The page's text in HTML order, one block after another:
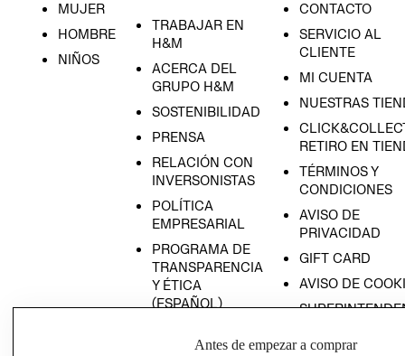
MUJER
HOMBRE
NIÑOS
TRABAJAR EN
H&M
ACERCA DEL
GRUPO H&M
SOSTENIBILIDAD
PRENSA
RELACIÓN CON
INVERSONISTAS
POLÍTICA
EMPRESARIAL
PROGRAMA DE
TRANSPARENCIA
Y ÉTICA
(ESPAÑOL)
TRANSPARENCIA
CONTACTO
SERVICIO AL
CLIENTE
MI CUENTA
NUESTRAS
RETIRO EN
TÉRMINOS Y
CONDICIONES
AVISO DE
PRIVACIDAD
GIFT CARD
AVISO DE
COMERCIO - SIC
Antes de empezar a comprar